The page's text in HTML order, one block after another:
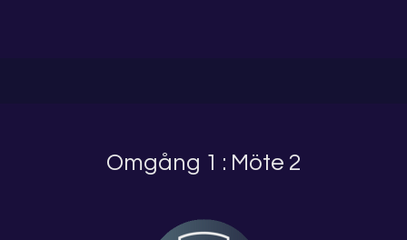
Omgång 1 : Möte 2